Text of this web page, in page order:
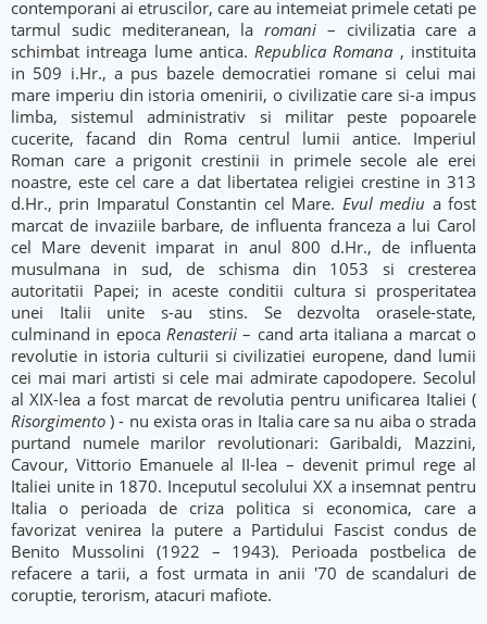
contemporani ai etruscilor, care au intemeiat primele cetati pe
tarmul sudic mediteranean, la romani – civilizatia care a
schimbat intreaga lume antica.Republica Romana , instituita
in 509 i.Hr., a pus bazele democratiei romane si celui mai
mare imperiu din istoria omenirii, o civilizatie care si-a impus
limba, sistemul administrativ si militar peste popoarele
cucerite, facand din Roma centrul lumii antice. Imperiul
Roman care a prigonit crestinii in primele secole ale erei
noastre, este cel care a dat libertatea religiei crestine in 313
d.Hr., prin Imparatul Constantin cel Mare. Evul mediu a fost
marcat de invaziile barbare, de influenta franceza a lui Carol
cel Mare devenit imparat in anul 800 d.Hr., de influenta
musulmana in sud, de schisma din 1053 si cresterea
autoritatii Papei; in aceste conditii cultura si prosperitatea
unei Italii unite s-au stins. Se dezvolta orasele-state,
culminand in epoca Renasterii– cand arta italiana a marcat o
revolutie in istoria culturii si civilizatiei europene, dand lumii
cei mai mari artisti si cele mai admirate capodopere. Secolul
al XIX-lea a fost marcat de revolutia pentru unificarea Italiei (
Risorgimento) - nu exista oras in Italia care sa nu aiba o strada
purtand numele marilor revolutionari: Garibaldi, Mazzini,
Cavour, Vittorio Emanuele al II-lea – devenit primul rege al
Italiei unite in 1870. Inceputul secolului XX a insemnat pentru
Italia o perioada de criza politica si economica, care a
favorizat venirea la putere a Partidului Fascist condus de
Benito Mussolini (1922 – 1943). Perioada postbelica de
refacere a tarii, a fost urmata in anii '70 de scandaluri de
coruptie, terorism, atacuri mafiote.